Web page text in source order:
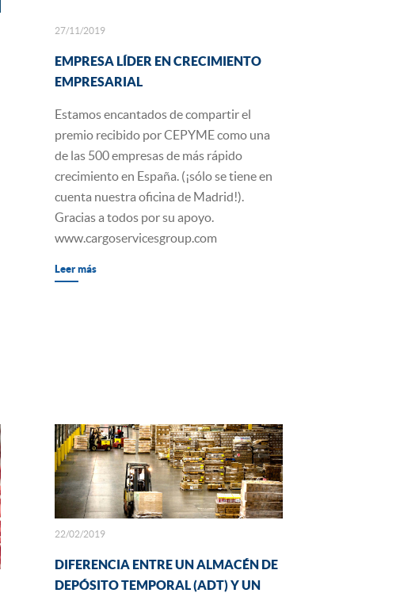
27/11/2019
EMPRESA LÍDER EN CRECIMIENTO
EMPRESARIAL
Estamos encantados de compartir el
premio recibido por CEPYME como una
de las 500 empresas de más rápido
crecimiento en España. (¡sólo se tiene en
cuenta nuestra oficina de Madrid!).
Gracias a todos por su apoyo.
www.cargoservicesgroup.com
Leer más
22/02/2019
DIFERENCIA ENTRE UN ALMACÉN DE
DEPÓSITO TEMPORAL (ADT) Y UN